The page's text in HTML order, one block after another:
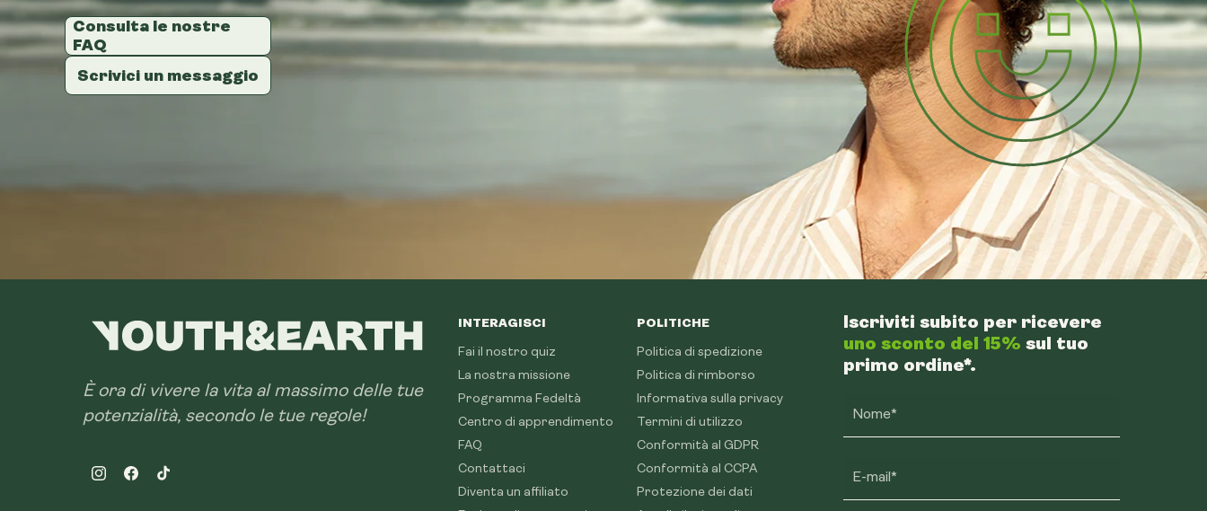
Consulta le nostre
FAQ
Scrivici un messaggio
Consulta le nostre
FAQ
Scrivici un messaggio
Consulta le nostre
FAQ
Scrivici un messaggio
È ora di vivere la vita al massimo delle tue
potenzialità, secondo le tue regole!
InstagramFacebookTikTok
INTERAGISCI
Fai il nostro quiz
La nostra missione
Programma Fedeltà
Centro di apprendimento
FAQ
Contattaci
Diventa un affiliato
POLITICHE
Politica di spedizione
Politica di rimborso
Informativa sulla privacy
Termini di utilizzo
Conformità al GDPR
Conformità al CCPA
Protezione dei dati
Iscriviti subito per ricevere
uno sconto del 15% sul tuo
primo ordine*.
Nome*
E-mail*